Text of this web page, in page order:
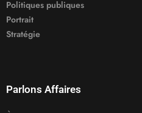
Politiques publiques
Portrait
Stratégie
Parlons Affaires